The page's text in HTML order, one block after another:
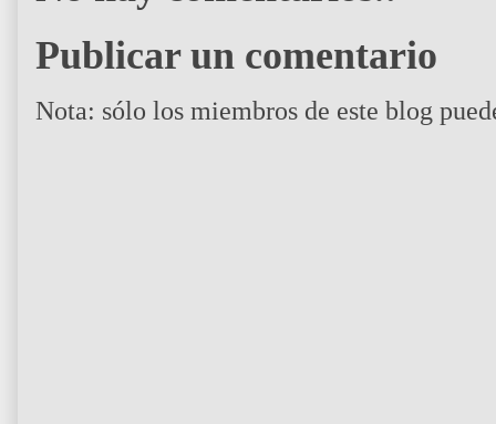
Publicar un comentario
Nota: sólo los miembros de este blog